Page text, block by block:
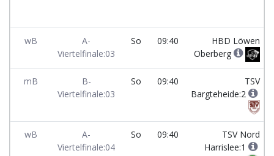
wB
A-
Viertelfinale:03
So 09:40
HBD Löwen
Oberberg
mB
B-
Viertelfinale:03
So 09:40
TSV
Bargteheide:2
wB
A-
Viertelfinale:04
So 09:40
TSV Nord
Harrislee:1